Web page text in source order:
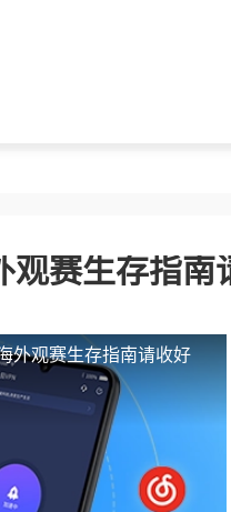
观赛生存指南
外观赛生存指南请收好